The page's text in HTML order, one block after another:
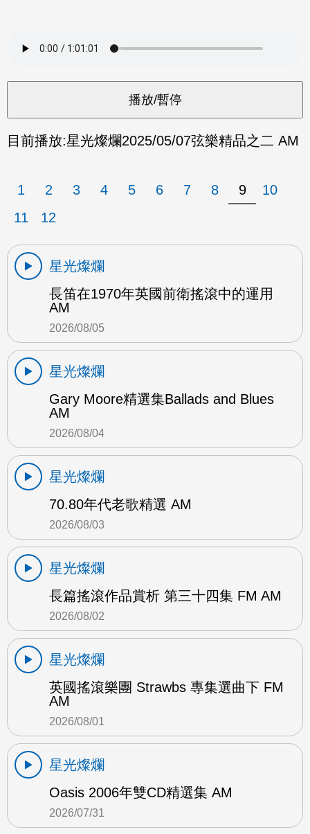
目前播放:星光燦爛2025/05/07弦樂精品之二 AM
1 2 3 4 5 6 7 8 9
10
11
12
星光燦爛
長笛在1970年英國前衛搖滾中的運用
AM
2026/08/05
星光燦爛
Gary Moore精選集Ballads and Blues
AM
2026/08/04
星光燦爛
70.80年代老歌精選 AM
2026/08/03
星光燦爛
長篇搖滾作品賞析 第三十四集 FM AM
2026/08/02
星光燦爛
英國搖滾樂團 Strawbs 專集選曲下 FM
AM
2026/08/01
星光燦爛
Oasis 2006年雙CD精選集 AM
2026/07/31